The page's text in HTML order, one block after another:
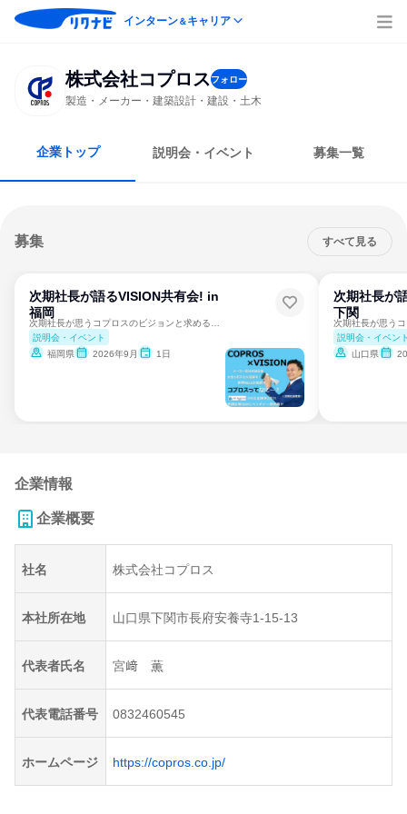
インターン＆キャリア
株式会社コプロスフォロー
製造・メーカー・建築設計・建設・土木
企業トップ 説明会・イベント 募集一覧
募集 すべて見る
次期社長が語るVISION共有会! in
福岡
説明会・イベント
福岡県
2026年9月 1日
次期社長が
下関
説明会・イベン
山口県
企業情報
企業概要
社名 株式会社コプロス
本社所在地 山口県下関市長府安養寺1-15-13
代表者氏名 宮﨑 薫
代表電話番号 0832460545
ホームページ https://copros.co.jp/